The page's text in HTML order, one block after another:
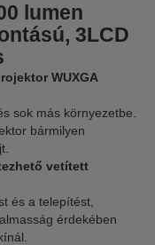
lumen
3LCD
WUXGA
sok más környezetbe.
bármilyen
vetített
és a telepítést,
érdekében